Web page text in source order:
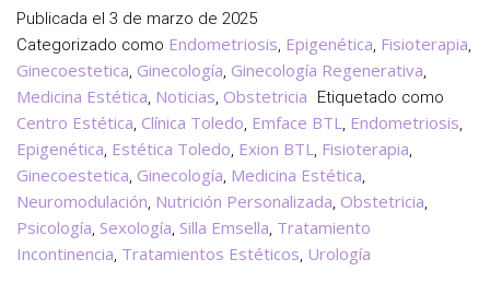
Clínica
de
Confianza
en
Toledo
Publicada el 3 de marzo de 2025
Categorizado como Endometriosis, Epigenética, Fisioterapia,
Ginecoestetica, Ginecología, Ginecología Regenerativa,
Medicina Estética, Noticias, Obstetricia Etiquetado como
Centro Estética, Clínica Toledo, Emface BTL, Endometriosis,
Epigenética, Estética Toledo, Exion BTL, Fisioterapia,
Ginecoestetica, Ginecología, Medicina Estética,
Neuromodulación, Nutrición Personalizada, Obstetricia,
Psicología, Sexología, Silla Emsella, Tratamiento
Incontinencia, Tratamientos Estéticos, Urología